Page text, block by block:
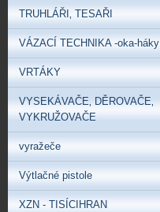
TRUHLÁŘI‚ TESAŘI
VÁZACÍ TECHNIKA -oka-háky
VRTÁKY
VYSEKÁVAČE‚ DĚROVAČE‚
VYKRUŽOVAČE
vyražeče
Výtlačné pistole
XZN - TISÍCIHRAN